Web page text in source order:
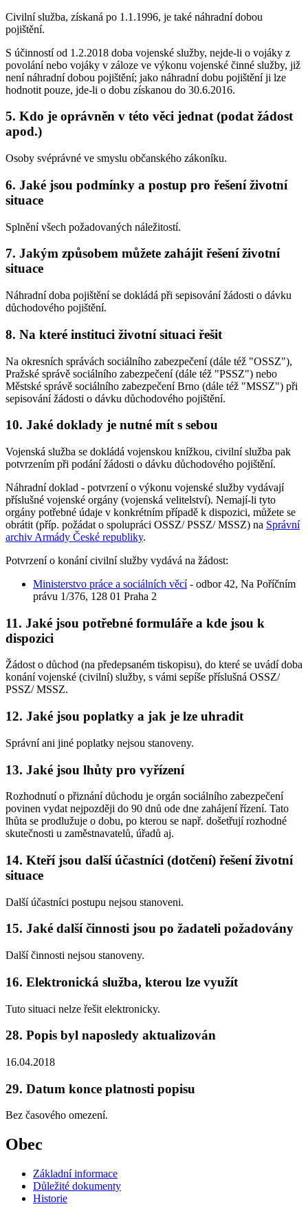
Civilní služba, získaná po 1.1.1996, je také náhradní dobou
pojištění.
S účinností od 1.2.2018 doba vojenské služby, nejde-li o vojáky z
povolání nebo vojáky v záloze ve výkonu vojenské činné služby, již
není náhradní dobou pojištění; jako náhradní dobu pojištění ji lze
hodnotit pouze, jde-li o dobu získanou do 30.6.2016.
5. Kdo je oprávněn v této věci jednat (podat žádost
apod.)
Osoby svéprávné ve smyslu občanského zákoníku.
6. Jaké jsou podmínky a postup pro řešení životní
situace
Splnění všech požadovaných náležitostí.
7. Jakým způsobem můžete zahájit řešení životní
situace
Náhradní doba pojištění se dokládá při sepisování žádosti o dávku
důchodového pojištění.
8. Na které instituci životní situaci řešit
Na okresních správách sociálního zabezpečení (dále též "OSSZ"),
Pražské správě sociálního zabezpečení (dále též "PSSZ") nebo
Městské správě sociálního zabezpečení Brno (dále též "MSSZ") při
sepisování žádosti o dávku důchodového pojištění.
10. Jaké doklady je nutné mít s sebou
Vojenská služba se dokládá vojenskou knížkou, civilní služba pak
potvrzením při podání žádosti o dávku důchodového pojištění.
Náhradní doklad - potvrzení o výkonu vojenské služby vydávají
příslušné vojenské orgány (vojenská velitelství). Nemají-li tyto
orgány potřebné údaje v konkrétním případě k dispozici, můžete se
obrátit (příp. požádat o spolupráci OSSZ/ PSSZ/ MSSZ) na Správní
archiv Armády České republiky.
Potvrzení o konání civilní služby vydává na žádost:
Ministerstvo práce a sociálních věcí- odbor 42, Na Poříčním
právu 1/376, 128 01 Praha 2
11. Jaké jsou potřebné formuláře a kde jsou k
dispozici
Žádost o důchod (na předepsaném tiskopisu), do které se uvádí doba
konání vojenské (civilní) služby, s vámi sepíše příslušná OSSZ/
PSSZ/ MSSZ.
12. Jaké jsou poplatky a jak je lze uhradit
Správní ani jiné poplatky nejsou stanoveny.
13. Jaké jsou lhůty pro vyřízení
Rozhodnutí o přiznání důchodu je orgán sociálního zabezpečení
povinen vydat nejpozději do 90 dnů ode dne zahájení řízení. Tato
lhůta se prodlužuje o dobu, po kterou se např. došetřují rozhodné
skutečnosti u zaměstnavatelů, úřadů aj.
14. Kteří jsou další účastníci (dotčení) řešení životní
situace
Další účastníci postupu nejsou stanoveni.
15. Jaké další činnosti jsou po žadateli požadovány
Další činnosti nejsou stanoveny.
16. Elektronická služba, kterou lze využít
Tuto situaci nelze řešit elektronicky.
28. Popis byl naposledy aktualizován
16.04.2018
29. Datum konce platnosti popisu
Bez časového omezení.
Obec
Základní informace
Důležité dokumenty
Historie